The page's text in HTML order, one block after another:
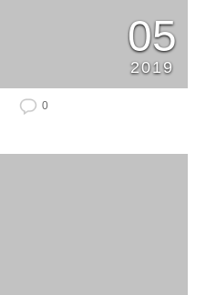
05
2019
0